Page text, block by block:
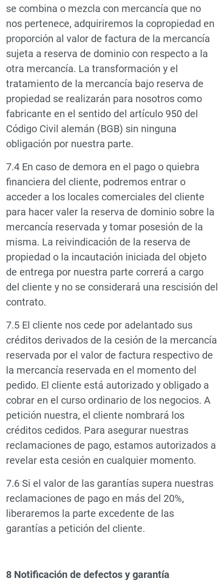
se combina o mezcla con mercancía que no
nos pertenece, adquiriremos la copropiedad en
proporción al valor de factura de la mercancía
sujeta a reserva de dominio con respecto a la
otra mercancía. La transformación y el
tratamiento de la mercancía bajo reserva de
propiedad se realizarán para nosotros como
fabricante en el sentido del artículo 950 del
Código Civil alemán (BGB) sin ninguna
obligación por nuestra parte.
7.4 En caso de demora en el pago o quiebra
financiera del cliente, podremos entrar o
acceder a los locales comerciales del cliente
para hacer valer la reserva de dominio sobre la
mercancía reservada y tomar posesión de la
misma. La reivindicación de la reserva de
propiedad o la incautación iniciada del objeto
de entrega por nuestra parte correrá a cargo
del cliente y no se considerará una rescisión del
contrato.
7.5 El cliente nos cede por adelantado sus
créditos derivados de la cesión de la mercancía
reservada por el valor de factura respectivo de
la mercancía reservada en el momento del
pedido. El cliente está autorizado y obligado a
cobrar en el curso ordinario de los negocios. A
petición nuestra, el cliente nombrará los
créditos cedidos. Para asegurar nuestras
reclamaciones de pago, estamos autorizados a
revelar esta cesión en cualquier momento.
7.6 Si el valor de las garantías supera nuestras
reclamaciones de pago en más del 20%,
liberaremos la parte excedente de las
garantías a petición del cliente.
8 Notificación de defectos y garantía